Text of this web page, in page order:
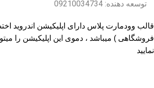
توسعه دهنده: 09210034734
قالب وودمارت پلاس دارای اپلیکیشن اندروید
فروشگاهی ) میباشد ، دموی این اپلیکیشن را
نمایید